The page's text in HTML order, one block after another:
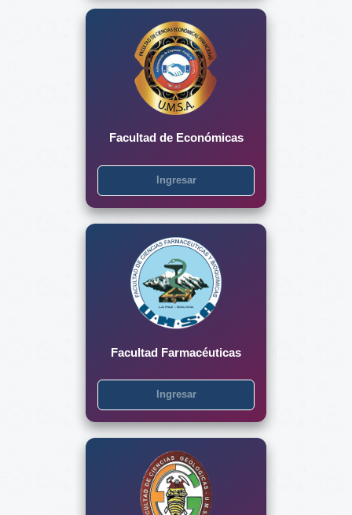
Facultad de Económicas
Ingresar
Facultad Farmacéuticas
Ingresar